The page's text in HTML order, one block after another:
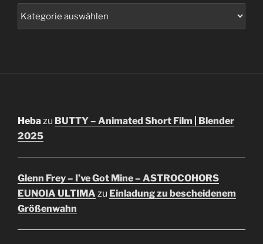
Heba zu BUTTY – Animated Short Film | Blender
2025
Glenn Frey – I’ve Got Mine – ASTROCOHORS
EUNOIA ULTIMA zu Einladung zu bescheidenem
Größenwahn